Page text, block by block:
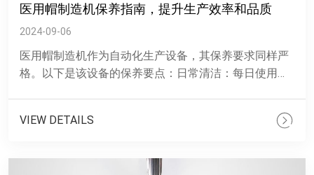
医用帽制造机保养指南，提升生产效率和品质
2024-09-06
医用帽制造机作为自动化生产设备，其保养要求同样严
格。以下是该设备的保养要点：日常清洁：每日使用前
VIEW DETAILS